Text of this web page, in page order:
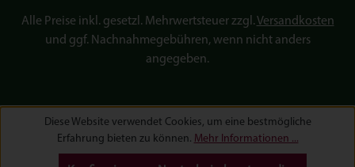
Alle Preise inkl. gesetzl. Mehrwertsteuer zzgl. Versandkosten
und ggf. Nachnahmegebühren, wenn nicht anders
angegeben.
Diese Website verwendet Cookies, um eine bestmögliche
Erfahrung bieten zu können. Mehr Informationen ...